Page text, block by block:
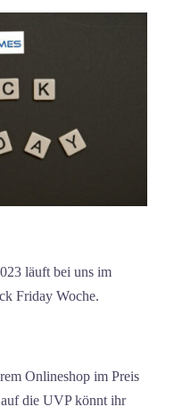
läuft bei uns im
Friday Woche.
Onlineshop im Preis
die UVP könnt ihr